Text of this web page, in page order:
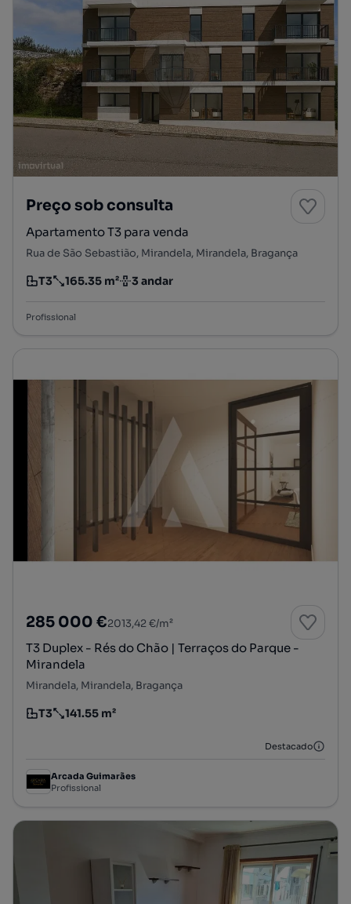
Preço sob consulta
Apartamento T3 para venda
Rua de São Sebastião, Mirandela, Mirandela, Bragança
Tipologia
T3
Preço por metro quadrado
165.35 m²
Andar 3 andar
Profissional
285 000 €2013,42 €/m²
T3 Duplex - Rés do Chão | Terraços do Parque -
Mirandela
Mirandela, Mirandela, Bragança
Tipologia
T3
Preço por metro quadrado
141.55 m²
Destacado
Arcada Guimarães
Profissional